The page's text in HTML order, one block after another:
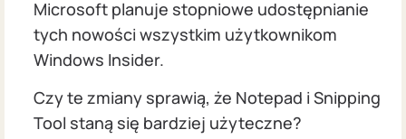
Microsoft planuje stopniowe udostępnianie
tych nowości wszystkim użytkownikom
Windows Insider.
Czy te zmiany sprawią, że Notepad i Snipping
Tool staną się bardziej użyteczne?